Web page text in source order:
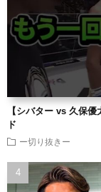
【シバター vs 久保
ド
ー切り抜きー